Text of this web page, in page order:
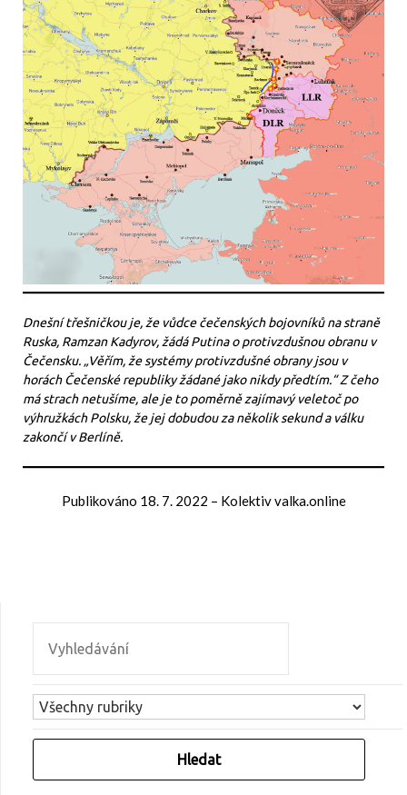
Dnešní třešničkou je, že vůdce čečenských bojovníků na straně
Ruska, Ramzan Kadyrov, žádá Putina o protivzdušnou obranu v
Čečensku. „Věřím, že systémy protivzdušné obrany jsou v
horách Čečenské republiky žádané jako nikdy předtím.“ Z čeho
má strach netušíme, ale je to poměrně zajímavý veletoč po
výhružkách Polsku, že jej dobudou za několik sekund a válku
zakončí v Berlíně.
Publikováno 18. 7. 2022 – Kolektiv valka.online